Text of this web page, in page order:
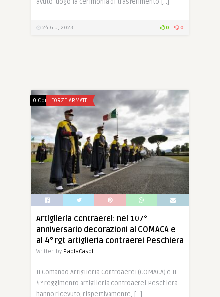
avuto luogo la cerimonia di trasferimento […]
24 Giu, 2023 0 0
0 CommentsFORZE ARMATE
Artiglieria contraerei: nel 107°
anniversario decorazioni al COMACA e
al 4° rgt artiglieria contraerei Peschiera
Written by PaolaCasoli
Il Comando Artiglieria Controaerei (COMACA) e il
4° reggimento artiglieria controaerei Peschiera
hanno ricevuto, rispettivamente, […]